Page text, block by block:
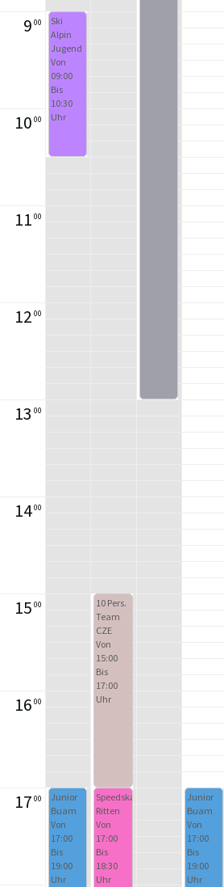
9 00
10 00
11 00
12 00
13 00
1400
15 00
16 00
17 00
Ski
Alpin
Jugend
Von
09:00
Bis
10:30
Uhr
Junior
Buam
Von
17:00
Bis
19:00
Uhr
10 Pers.
Team
CZE
Von
15:00
Bis
17:00
Uhr
Speedskaters
Ritten
Von
17:00
Bis
18:30
Uhr
Junior
Buam
Von
17:00
Bis
19:00
Uhr